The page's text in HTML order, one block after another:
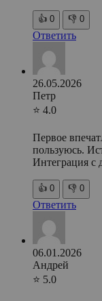
👍 0 👎 0
Ответить
26.05.2026
Петр
⭐ 4.0
Первое
пользуюсь.
Интеграция с
👍 0 👎 0
Ответить
06.01.2026
Андрей
⭐ 5.0